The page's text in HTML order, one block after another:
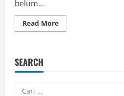
belum...
Read MoreRead
more
Di
Di
SEARCH
Cari